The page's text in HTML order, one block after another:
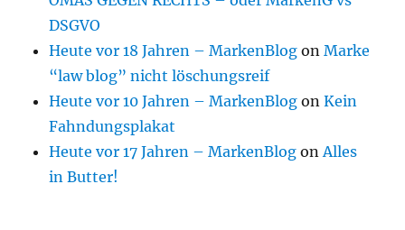
DSGVO
Heute vor 18 Jahren – MarkenBlog onMarke
“law blog” nicht löschungsreif
Heute vor 10 Jahren – MarkenBlog onKein
Fahndungsplakat
Heute vor 17 Jahren – MarkenBlog onAlles
in Butter!